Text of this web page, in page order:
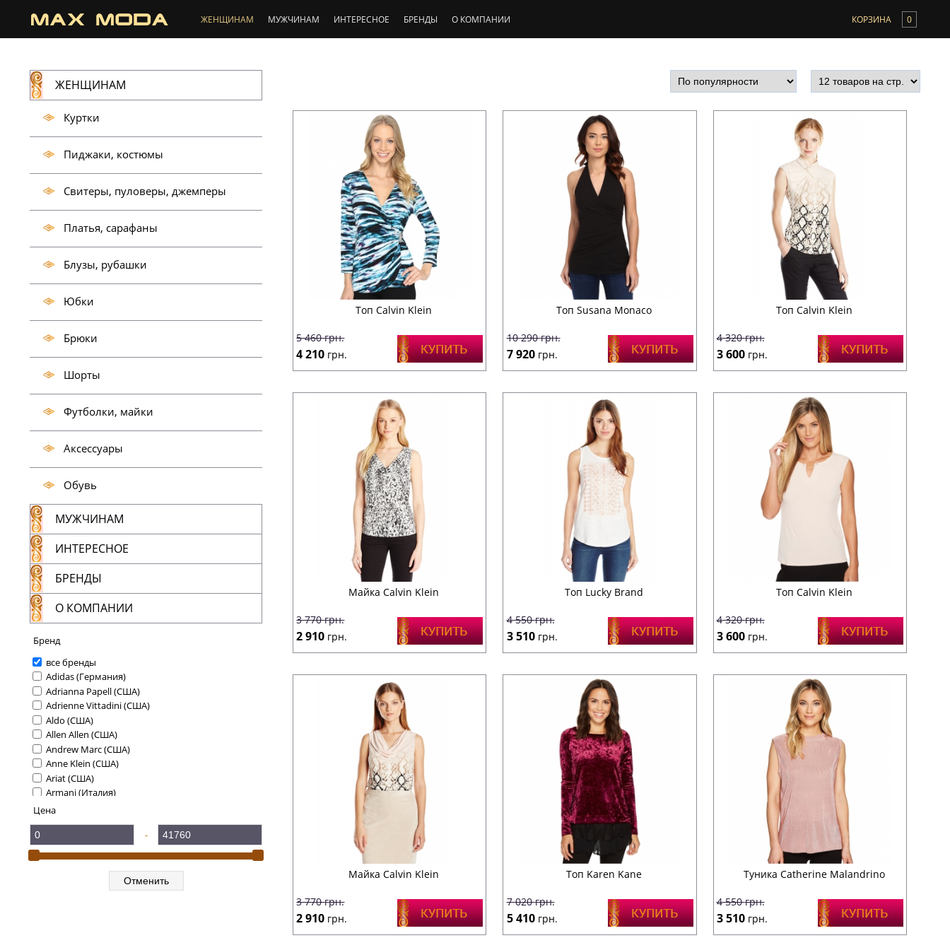
ЖЕНЩИНАМ МУЖЧИНАМ ИНТЕРЕСНОЕ БРЕНДЫ О КОМПАНИИ КОРЗИНА 0
ЖЕНЩИНАМ
Куртки
Пиджаки, костюмы
Свитеры, пуловеры, джемперы
Платья, сарафаны
Блузы, рубашки
Юбки
Брюки
Шорты
Футболки, майки
Аксессуары
Обувь
МУЖЧИНАМ
ИНТЕРЕСНОЕ
БРЕНДЫ
О КОМПАНИИ
Бренд
все бренды
Adidas (Германия)
Adrianna Papell (США)
Adrienne Vittadini (США)
Aldo (США)
Allen Allen (США)
Andrew Marc (США)
Anne Klein (США)
Ariat (США)
Armani (Италия)
BB Dakota (США)
BCBG (США)
Blank NYC (США)
Brigitte Bailey (США)
Цена
-
Топ Calvin Klein
5 460грн.
4 210 грн.
Топ Susana Monaco
10 290грн.
7 920 грн.
Топ Calvin Klein
4 320грн.
3 600 грн.
Майка Calvin Klein
3 770грн.
2 910 грн.
Топ Lucky Brand
4 550грн.
3 510 грн.
Топ Calvin Klein
4 320грн.
3 600 грн.
Майка Calvin Klein
3 770грн.
2 910 грн.
Топ Karen Kane
7 020грн.
5 410 грн.
Туника Catherine Malandrino
4 550грн.
3 510 грн.